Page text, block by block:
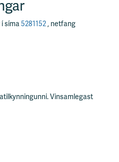
síma5281152, netfang
Vinsamlegast